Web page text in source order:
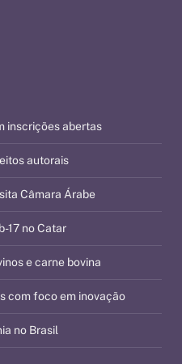
inscrições abertas
autorais
Câmara Árabe
17 no Catar
e carne bovina
com foco em inovação
no Brasil